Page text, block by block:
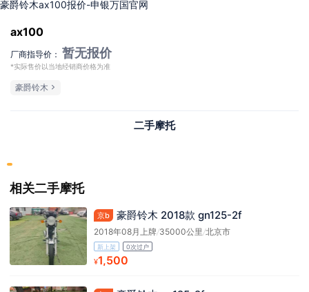
豪爵铃木ax100报价-申银万国官网
ax100
厂商指导价： 暂无报价
*实际售价以当地经销商价格为准
豪爵铃木
二手摩托
相关二手摩托
京b 豪爵铃木 2018款 gn125-2f
2018年08月上牌/35000公里 /北京市
新上架 0次过户
¥1,500